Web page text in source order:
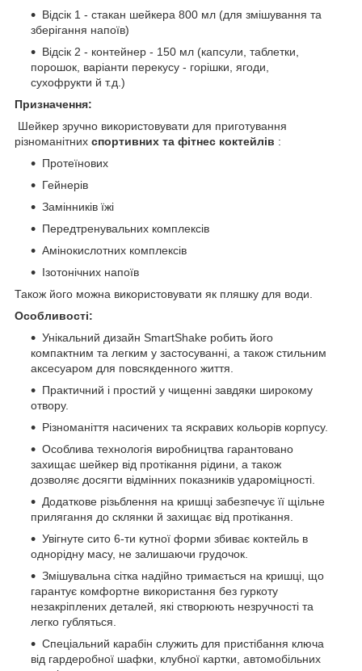
Відсік 1 - стакан шейкера 800 мл (для змішування та
зберігання напоїв)
Відсік 2 - контейнер - 150 мл (капсули, таблетки,
порошок, варіанти перекусу - горішки, ягоди,
сухофрукти й т.д.)
Призначення:
Шейкер зручно використовувати для приготування
різноманітних спортивних та фітнес коктейлів :
Протеїнових
Гейнерів
Замінників їжі
Передтренувальних комплексів
Амінокислотних комплексів
Ізотонічних напоїв
Також його можна використовувати як пляшку для води.
Особливості:
Унікальний дизайн SmartShake робить його
компактним та легким у застосуванні, а також стильним
аксесуаром для повсякденного життя.
Практичний і простий у чищенні завдяки широкому
отвору.
Різноманіття насичених та яскравих кольорів корпусу.
Особлива технологія виробництва гарантовано
захищає шейкер від протікання рідини, а також
дозволяє досягти відмінних показників удароміцності.
Додаткове різьблення на кришці забезпечує її щільне
прилягання до склянки й захищає від протікання.
Увігнуте сито 6-ти кутної форми збиває коктейль в
однорідну масу, не залишаючи грудочок.
Змішувальна сітка надійно тримається на кришці, що
гарантує комфортне використання без гуркоту
незакріплених деталей, які створюють незручності та
легко губляться.
Спеціальний карабін служить для пристібання ключа
від гардеробної шафки, клубної картки, автомобільних